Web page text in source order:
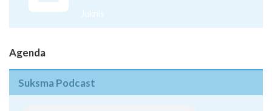
Juknis
Agenda
Suksma Podcast